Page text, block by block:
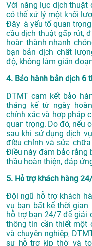
Với năng lực dịch thuật
có thể xử lý một khối
Đây là yếu tố quan
cầu dịch thuật gấp rút,
hoàn thành nhanh
bạn bản dịch chất
độ, không làm gián
4. Bảo hành bản dịch 6
DTMT cam kết bảo
tháng kể từ ngày
chính xác và hợp pháp
quan trọng. Do đó, nếu
sau khi sử dụng dịch
điều chỉnh và sửa
Điều này đảm bảo rằng
thầu hoàn thiện, đáp
5. Hỗ trợ khách hàng
Đội ngũ hỗ trợ khách
vụ bạn bất kể thời gian
hỗ trợ bạn 24/7 để giải
thông tin cần thiết một
và chuyên nghiệp,
sự hỗ trợ kịp thời và